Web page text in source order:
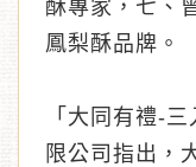
酥專家，七、
鳳梨酥品牌。
「大同有禮-
限公司指出，